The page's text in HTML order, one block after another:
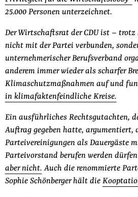
25.000 Personen unterzeichnet.
Der Wirtschaftsrat der CDU ist – trotz
nicht mit der Partei verbunden,
unternehmerischer Berufsverband
anderem immer wieder als scharfer
Klimaschutzmaßnahmen auf und
in klimafaktenfeindliche Kreise.
Ein ausführliches Rechtsgutachten,
Auftrag gegeben hatte, argumentiert,
Parteivereinigungen als Dauergäste
Parteivorstand berufen werden
aber nicht. Auch die renommierte
Sophie Schönberger hält die